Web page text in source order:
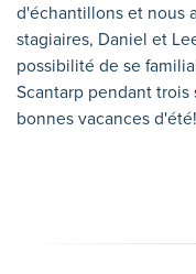
d'échantillons et nous
stagiaires, Daniel et
possibilité de se
Scantarp pendant
bonnes vacances d'été!